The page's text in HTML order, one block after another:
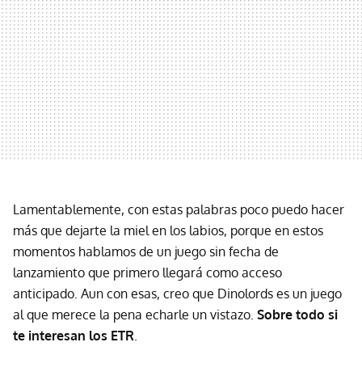
Lamentablemente, con estas palabras poco puedo hacer
más que dejarte la miel en los labios, porque en estos
momentos hablamos de un juego sin fecha de
lanzamiento que primero llegará como acceso
anticipado. Aun con esas, creo que Dinolords es un juego
al que merece la pena echarle un vistazo. Sobre todo si
te interesan los ETR.